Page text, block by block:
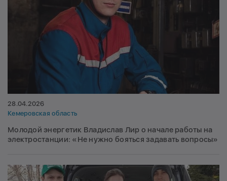
28.04.2026
Кемеровская область
Молодой энергетик Владислав Лир о начале работы на
электростанции: «Не нужно бояться задавать вопросы»